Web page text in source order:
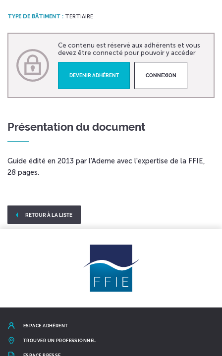
TYPE DE BÂTIMENT : TERTIAIRE
Ce contenu est réservé aux adhérents et vous
devez être connecté pour pouvoir y accéder
DEVENIR ADHÉRENT CONNEXION
Présentation du document
Guide édité en 2013 par l'Ademe avec l'expertise de la FFIE,
28 pages.
RETOUR À LA LISTE
ESPACE ADHÉRENT
TROUVER UN PROFESSIONNEL